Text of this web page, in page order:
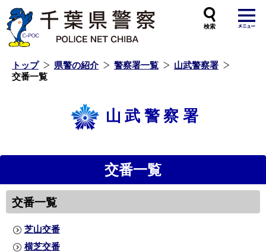
トップ 県警の紹介 警察署一覧
山武警察署
交番一覧
山武警察署
交番一覧
交番一覧
芝山交番
横芝交番